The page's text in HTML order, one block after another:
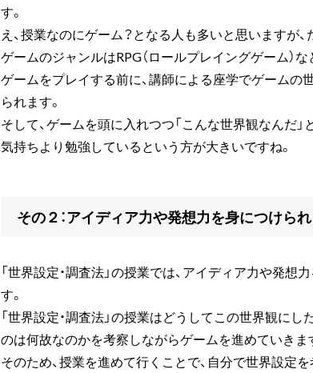
す。
え、授業なのにゲーム？となる人も多いと思いますが
ゲームのジャンルはRPG（ロールプレイングゲーム）
ゲームをプレイする前に、講師による座学でゲームの
られます。
そして、ゲームを頭に入れつつ「こんな世界観なんだ
気持ちより勉強しているという方が大きいですね。
その２：アイディア力や発想力を身につけら
「世界設定・調査法」の授業では、アイディア力や発
す。
「世界設定・調査法」の授業はどうしてこの世界観に
のは何故なのかを考察しながらゲームを進めていきま
そのため、授業を進めて行くことで、自分で世界設定